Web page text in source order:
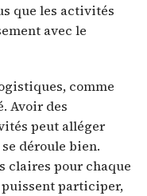
que les activités
avec le
comme
Avoir des
peut alléger
déroule bien.
claires pour chaque
participer,